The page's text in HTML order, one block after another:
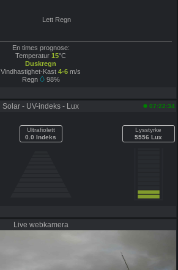
Lett Regn
En times prognose:
Temperatur15°C
Duskregn
Vindhastighet-Kast 4-6 m/s
Regn
98%
Solar - UV-indeks - Lux 07:22:34
Ultrafiolett
0.0 Indeks
Lysstyrke
5556 Lux
Live webkamera